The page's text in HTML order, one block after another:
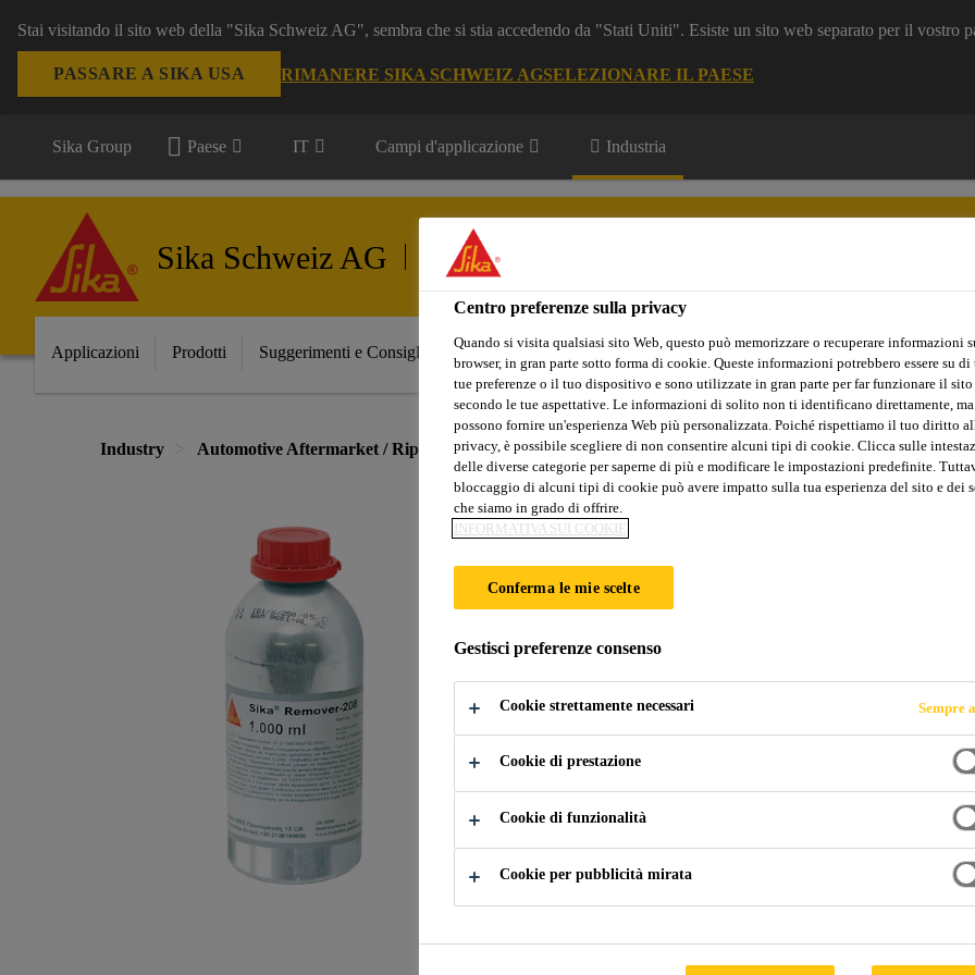
Stai visitando il sito web della "Sika Schweiz AG", sembra che si stia accedendo da "Stati Uniti". Esiste un sito web separato per il vostro
PASSARE A SIKA USA RIMANERE SIKA SCHWEIZ AGSELEZIONARE IL PAESE
Sika Group Paese IT Campi d'applicazione Industria
Sika Schweiz AG Automotive Aftermarket / Riparazione di veicoli
Applicazioni Prodotti Suggerimenti e Consigli Principali Innovazioni Download Center Chi siamo
Industry Automotive Aftermarket / Riparazione di veicoli Incollaggio di Pannelli Accessori/Materiali ausiliari
Sika® Remover-
Detergente a base solvente per superfici
Sika® Remover-208 è un detergente trasparente
Rimuove pesanti contaminazioni
Adatto per la maggior parte delle superfici
Disponibile anche in bomboletta spray
PRODOTTO
Centro preferenze sulla privacy
Quando si visita qualsiasi sito Web, questo può memorizzare o recuperare informazioni
browser, in gran parte sotto forma di cookie. Queste informazioni potrebbero essere su di
tue preferenze o il tuo dispositivo e sono utilizzate in gran parte per far funzionare il sito
secondo le tue aspettative. Le informazioni di solito non ti identificano direttamente, ma
possono fornire un'esperienza Web più personalizzata. Poiché rispettiamo il tuo diritto
privacy, è possibile scegliere di non consentire alcuni tipi di cookie. Clicca sulle
delle diverse categorie per saperne di più e modificare le impostazioni predefinite.
bloccaggio di alcuni tipi di cookie può avere impatto sulla tua esperienza del sito e dei
che siamo in grado di offrire.
INFORMATIVA SUI COOKIE
Conferma le mie scelte
Gestisci preferenze consenso
Cookie strettamente necessari Sempre
Cookie di prestazione
Cookie di funzionalità
Cookie per pubblicità mirata